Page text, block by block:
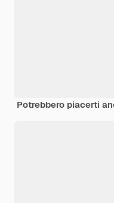
Potrebbero piacerti